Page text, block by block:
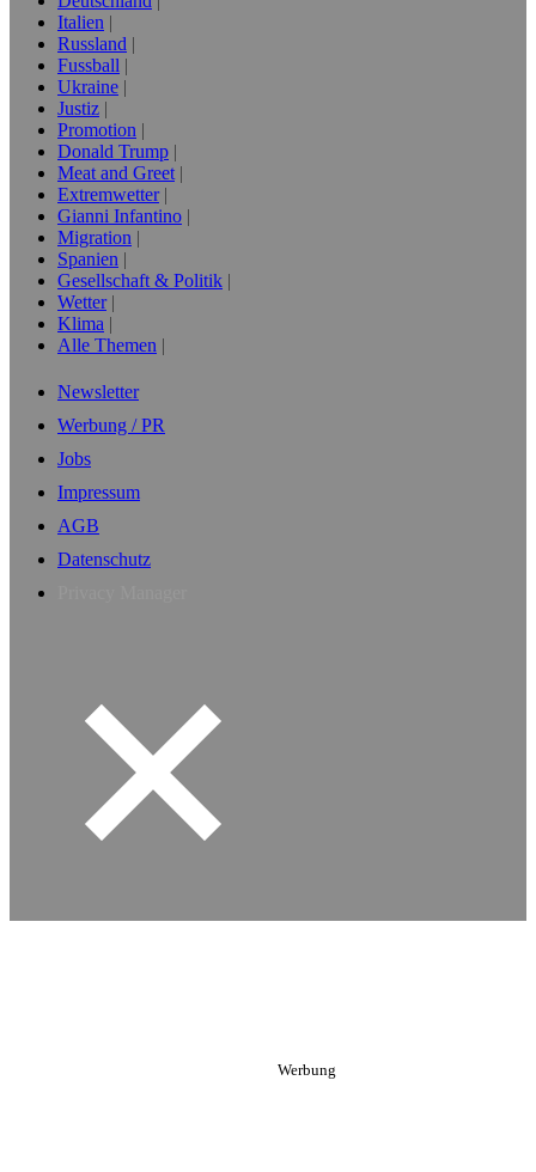
Italien
Russland
Fussball
Ukraine
Justiz
Promotion
Donald Trump
Meat and Greet
Extremwetter
Gianni Infantino
Migration
Spanien
Gesellschaft & Politik
Wetter
Klima
Alle Themen
Newsletter
Werbung / PR
Jobs
Impressum
AGB
Datenschutz